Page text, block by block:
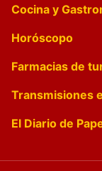
Cocina y
Horóscopo
Farmacias de
Transmisiones
El Diario de